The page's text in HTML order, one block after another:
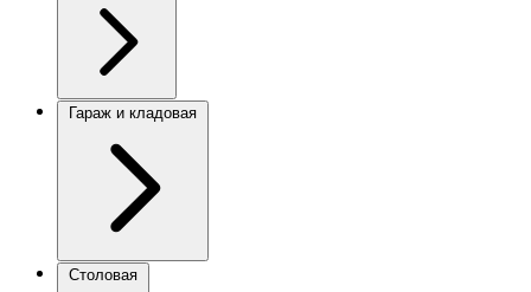
Гараж и кладовая
Столовая